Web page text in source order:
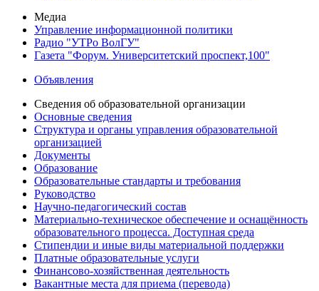
Медиа
Управление информационной политики
Радио "УТРо ВолГУ"
Газета "Форум. Университетский проспект,100"
Объявления
Сведения об образовательной организации
Основные сведения
Структура и органы управления образовательной
организацией
Документы
Образование
Образовательные стандарты и требования
Руководство
Научно-педагогический состав
Материально-техническое обеспечение и оснащённость
образовательного процесса. Доступная среда
Стипендии и иные виды материальной поддержки
Платные образовательные услуги
Финансово-хозяйственная деятельность
Вакантные места для приема (перевода)